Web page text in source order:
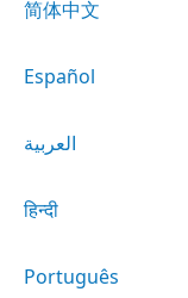
简体中文
Español
العربية
हिन्दी
Português